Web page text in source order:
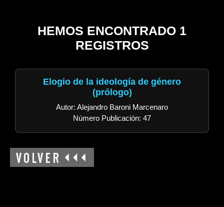
HEMOS ENCONTRADO 1
REGISTROS
Elogio de la ideología de género
(prólogo)
Autor: Alejandro Baroni Marcenaro
Número Publicación: 47